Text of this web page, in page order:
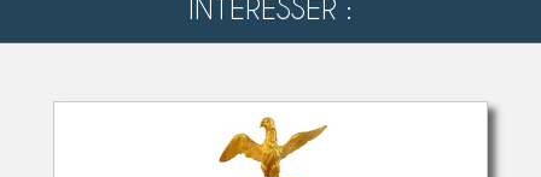
INTERESSER :